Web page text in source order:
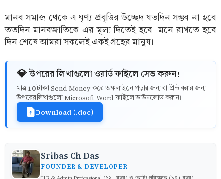
মানব সমাজ থেকে এ ঘৃণ্য প্রবৃত্তির উচ্ছেদ যতদিন সম্ভব না হবে
ততদিন মানবজাতিকে এর মূল্য দিতেই হবে। মনে রাখতে হবে
দিন শেষে আমরা সকলেই একই গ্রহের মানুষ।
💎 উপরের লিখাগুলো ওয়ার্ড ফাইলে সেভ করুন!
মাত্র 10 টাকাSend Money করে অফলাইনে পড়ার জন্য বা প্রিন্ট করার জন্য
উপরের লিখাগুলো Microsoft Word ফাইলে ডাউনলোড করুন।
Download (.doc)
Sribas Ch Das
FOUNDER & DEVELOPER